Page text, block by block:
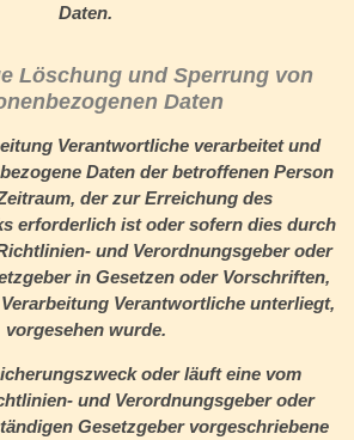
Daten.
Löschung und Sperrung von
Daten
Verantwortliche verarbeitet und
Daten der betroffenen Person
der zur Erreichung des
erforderlich ist oder sofern dies durch
und Verordnungsgeber oder
in Gesetzen oder Vorschriften,
Verantwortliche unterliegt,
vorgesehen wurde.
oder läuft eine vom
und Verordnungsgeber oder
Gesetzgeber vorgeschriebene